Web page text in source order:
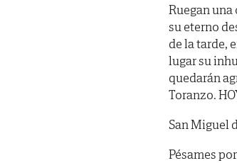
Ruegan
su eterno
de la tarde,
lugar su
quedarán
Toranzo.
San Miguel
Pésames